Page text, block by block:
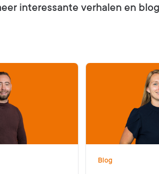
interessante verhalen en
Blog